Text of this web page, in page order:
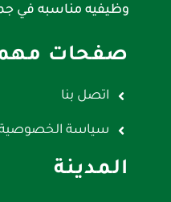
وظيفيه مناسبه في
صفحات
اتصل بنا
سياسة
المدينة